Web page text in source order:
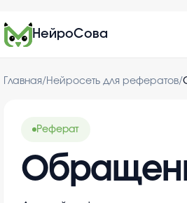
НейроСова
Главная/ Нейросеть для рефератов/
Реферат